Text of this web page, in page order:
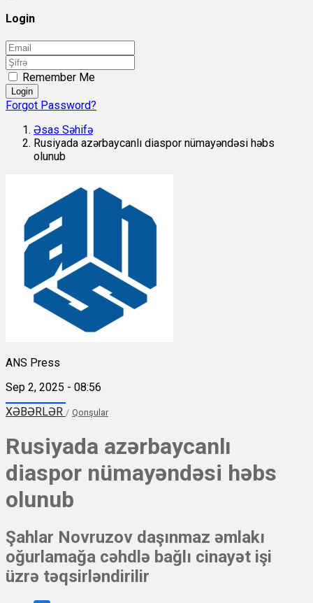
Login
Remember Me
Login
Forgot Password?
Əsas Səhifə
Rusiyada azərbaycanlı diaspor nümayəndəsi həbs
olunub
ANS Press
Sep 2, 2025 - 08:56
XƏBƏRLƏR / Qonşular
Rusiyada azərbaycanlı
diaspor nümayəndəsi həbs
olunub
Şahlar Novruzov daşınmaz əmlakı
oğurlamağa cəhdlə bağlı cinayət işi
üzrə təqsirləndirilir